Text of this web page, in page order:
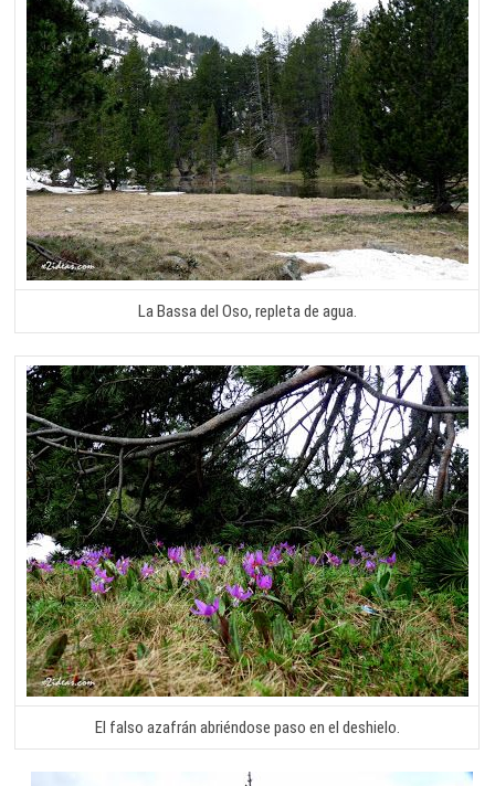
La Bassa del Oso, repleta de agua.
El falso azafrán abriéndose paso en el deshielo.